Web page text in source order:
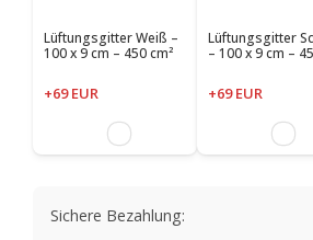
Lüftungsgitter Weiß –
100 x 9 cm – 450 cm²
+69 EUR
Lüftungsgitter
– 100 x 9 cm –
+69 EUR
Sichere Bezahlung: